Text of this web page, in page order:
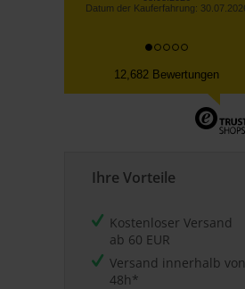
12,682 Bewertungen
Ihre Vorteile
Kostenloser Versand
ab 60 EUR
Versand innerhalb von
48h*